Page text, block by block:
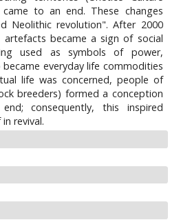
to an end. These changes
Neolithic revolution". After 2000
became a sign of social
used as symbols of power,
everyday life commodities
life was concerned, people of
breeders) formed a conception
consequently, this inspired
revival.